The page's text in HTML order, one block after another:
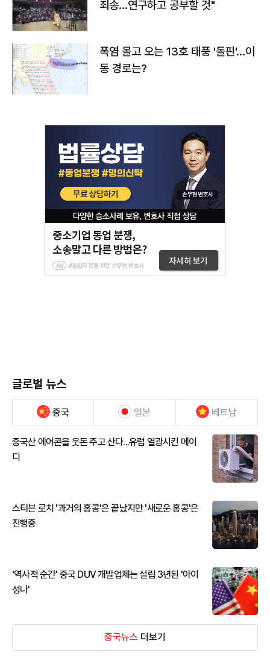
죄송…연구하고 공부할 것"
폭염 몰고 오는 13호 태풍 '돌핀'…이
동 경로는?
글로벌 뉴스
중국 일본 베트남
중국산 에어콘을 웃돈 주고 산다...유럽 열광시킨 메이
디
스티븐 로치 '과거의 홍콩'은 끝났지만 '새로운 홍콩'은
진행중
'역사적 순간' 중국 DUV 개발업체는 설립 3년된 '아이
성나'
중국뉴스 더보기